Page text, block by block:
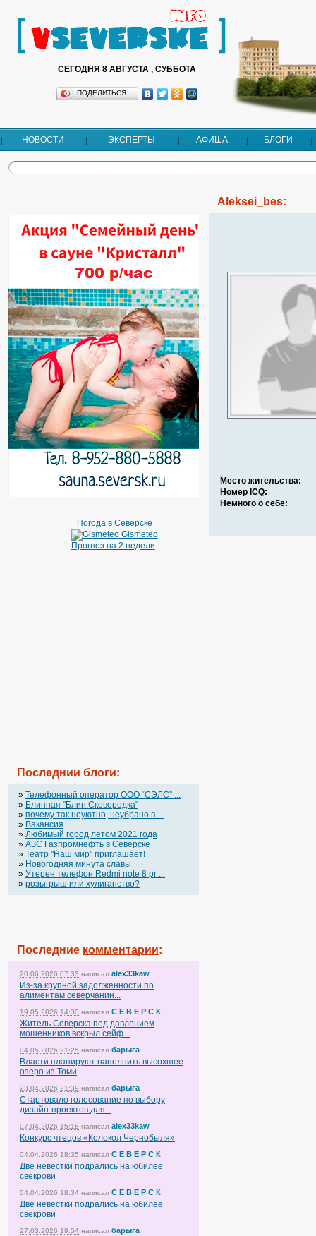
СЕГОДНЯ 8 АВГУСТА , СУББОТА
ПОДЕЛИТЬСЯ…
НОВОСТИ ЭКСПЕРТЫ АФИША БЛОГИ
Погода в Северске
Gismeteo
Прогноз на 2 недели
Последнии блоги:
» Телефонный оператор OOO “СЭЛС” ...
» Блинная "Блин.Сковородка"
» почему так неуютно, неубрано в ...
» Вакансия
» Любимый город летом 2021 года
» АЗС Газпромнефть в Северске
» Театр "Наш мир" приглашает!
» Новогодняя минута славы
» Утерен телефон Redmi note 8 pr ...
» розыгрыш или хулиганство?
Последние комментарии:
20.06.2026 07:33 написал alex33kaw
Из-за крупной задолженности по
алиментам северчанин...
19.05.2026 14:30 написал С Е В Е Р С К
Житель Северска под давлением
мошенников вскрыл сейф...
04.05.2026 21:25 написал барыга
Власти планируют наполнить высохшее
озеро из Томи
23.04.2026 21:39 написал барыга
Стартовало голосование по выбору
дизайн-проектов для...
07.04.2026 15:18 написал alex33kaw
Конкурс чтецов «Колокол Чернобыля»
04.04.2026 18:35 написал С Е В Е Р С К
Две невестки подрались на юбилее
свекрови
04.04.2026 18:34 написал С Е В Е Р С К
Две невестки подрались на юбилее
свекрови
27.03.2026 19:54 написал барыга
Aleksei_bes:
Место жительства:
Номер ICQ:
Немного о себе: